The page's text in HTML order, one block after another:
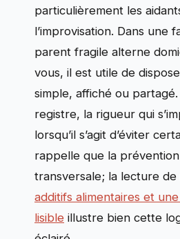
particulièrement les
l’improvisation. Dans une
parent fragile alterne
vous, il est utile de
simple, affiché ou
registre, la rigueur qui
lorsqu’il s’agit d’éviter
rappelle que la
transversale; la lecture
additifs alimentaires et
lisible illustre bien cette